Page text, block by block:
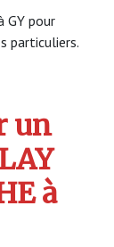
GY pour
particuliers.
un
à